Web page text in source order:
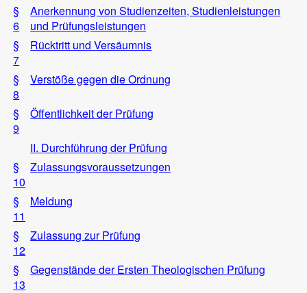
§
6
Anerkennung von Studienzeiten, Studienleistungen
und Prüfungsleistungen
§
7
Rücktritt und Versäumnis
§
8
Verstöße gegen die Ordnung
§
9
Öffentlichkeit der Prüfung
II. Durchführung der Prüfung
§
10
Zulassungsvoraussetzungen
§
11
Meldung
§
12
Zulassung zur Prüfung
§
13
Gegenstände der Ersten Theologischen Prüfung